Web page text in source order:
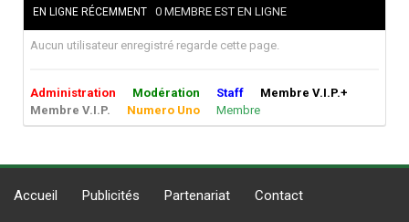
EN LIGNE RÉCEMMENT 0 MEMBRE EST EN LIGNE
Aucun utilisateur enregistré regarde cette page.
Administration Modération Staff
Membre V.I.P.+
Membre V.I.P.
Numero Uno Membre
Accueil Publicités Partenariat Contact